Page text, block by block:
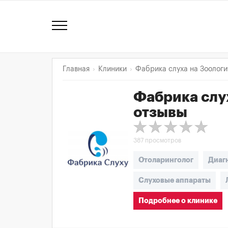
Главная Клиники Фабрика слуха на
Фабрика
отзывы
387 просмотров
Отоларинголог
Слуховые аппараты
Подробнее о клинике